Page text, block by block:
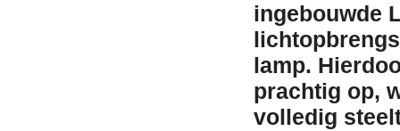
ingebouwde
lamp.
prachtig op,
volledig